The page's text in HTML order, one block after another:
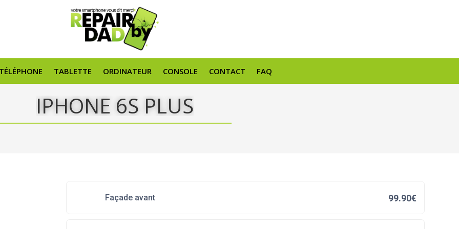
TÉLÉPHONE TABLETTE ORDINATEUR CONSOLE CONTACT FAQ
IPHONE 6S PLUS
Façade avant 99.90€